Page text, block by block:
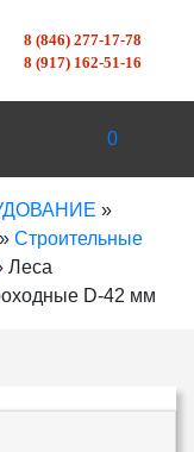
8 (846) 277-17-78
8 (917) 162-51-16
0
»
» Строительные
Леса
D-42 мм